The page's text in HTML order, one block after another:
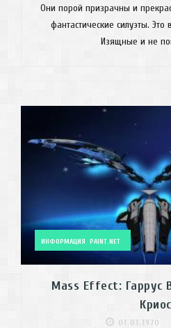
Они порой призрачны и
фантастические силуэты.
Изящные и не
ИНФОРМАЦИЯ PAINT.NET
Mass Effect: Гаррус
Криос
01.01.1970